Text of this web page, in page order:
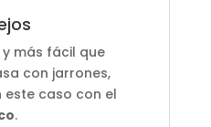
más fácil que
con jarrones,
este caso con el
.